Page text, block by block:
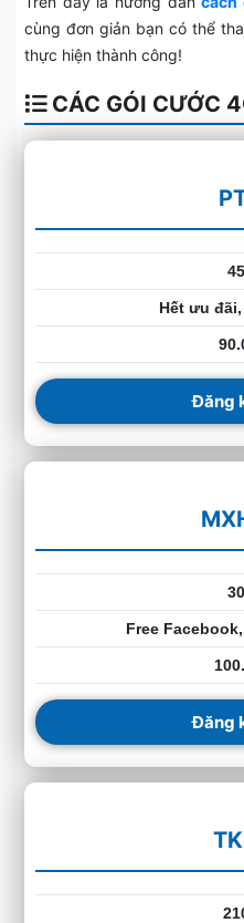
cùng đơn giản bạn có thể
thực hiện thành công!
CÁC GÓI CƯỚC
Hết ưu
Đăng
Free
Đăng